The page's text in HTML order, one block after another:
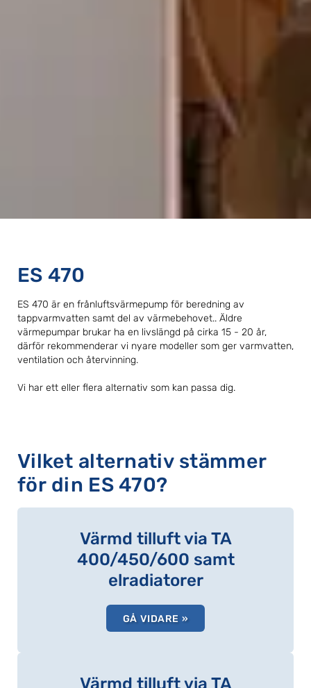
ES 470
ES 470 är en frånluftsvärmepump för beredning av
tappvarmvatten samt del av värmebehovet.. Äldre
värmepumpar brukar ha en livslängd på cirka 15 - 20 år,
därför rekommenderar vi nyare modeller som ger varmvatten,
ventilation och återvinning.
Vi har ett eller flera alternativ som kan passa dig.
Vilket alternativ stämmer
för din ES 470?
Värmd tilluft via TA
400/450/600 samt
elradiatorer
GÅ VIDARE »
Värmd tilluft via TA